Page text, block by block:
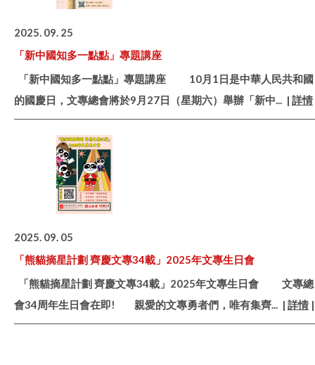
2025. 09. 25
「新中國知多一點點」專題講座
「新中國知多一點點」專題講座 10月1日是中華人民共和國
的國慶日，文專總會將於9月27日（星期六）舉辦「新中... | 詳情
2025. 09. 05
「熊貓摘星計劃 齊慶文專34載」2025年文專生日會
「熊貓摘星計劃 齊慶文專34載」2025年文專生日會 文專總
會34周年生日會在即! 親愛的文專勇者們，唯有集齊... | 詳情 |